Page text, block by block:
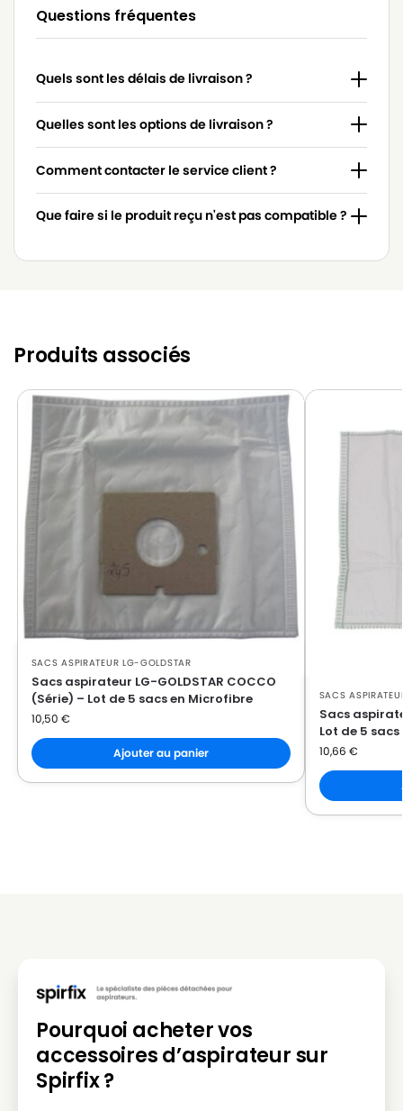
LG-
LG-GOLDSTAR 4200 (PASSION)
GOLDSTAR
LG-GOLDSTAR 5000 (PASSION)
LG-
GOLDSTAR
LG-GOLDSTAR BASIC (Série)
LG-
GOLDSTAR
LG-GOLDSTAR BONN (Série)
LG-
GOLDSTAR
GOLDSTAR
LG-GOLDSTAR FVD 370
GOLDSTAR
LG-GOLDSTAR PASSION (Série)
LG-
GOLDSTAR
LG-GOLDSTAR PASSION 3500
LG-GOLDSTAR PASSION 3544
LG-GOLDSTAR PASSION 3800
GOLDSTAR
LG-GOLDSTAR PASSION 4000
LG-
GOLDSTAR
LG-
GOLDSTAR
LG-GOLDSTAR PUNCH (Série)
GOLDSTAR
LG-
GOLDSTAR
LG-GOLDSTAR T 2750
LG-
GOLDSTAR
Questions fréquentes
Quels sont les délais de livraison ?
Quelles sont les options de livraison ?
Comment contacter le service client ?
Que faire si le produit reçu n'est pas compatible ?
Produits associés
SACS ASPIRATEUR LG-GOLDSTAR
Sacs aspirateur LG-GOLDSTAR COCCO
(Série) – Lot de 5 sacs en Microfibre
10,50 €
Ajouter au panier
SACS
Sacs
Lot de 5
10,66 €
Pourquoi acheter vos
accessoires d’aspirateur sur
Spirfix ?